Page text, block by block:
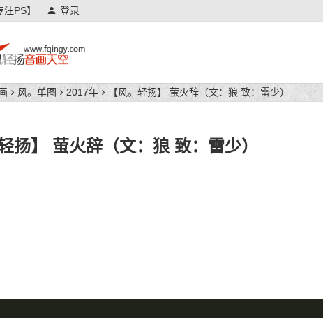
PS】 登录
风。单图 2017年 【风。轻扬】 萤火辞（文：狼 致：雷少）
扬】 萤火辞（文：狼 致：雷少）